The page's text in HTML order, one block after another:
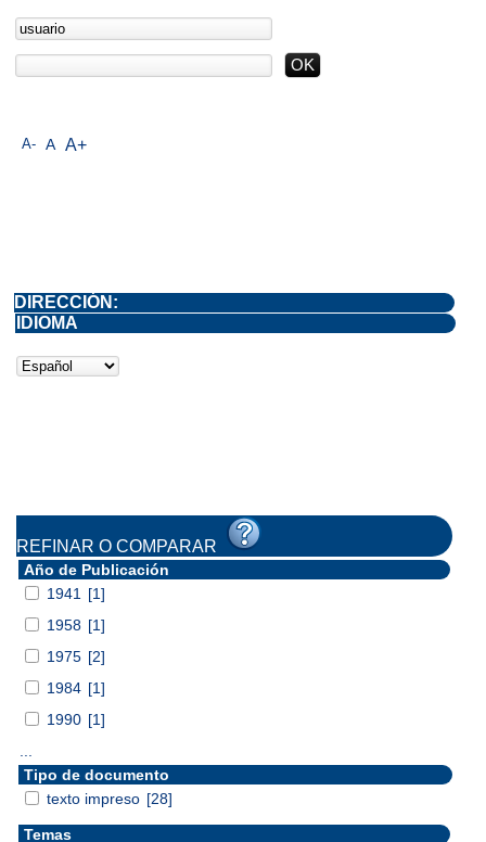
A- A A+
DIRECCIÓN:
IDIOMA
REFINAR O COMPARAR
Año de Publicación
1941
[1]
1958 [1]
1975 [2]
1984 [1]
1990 [1]
Tipo de documento
texto impreso [28]
Temas